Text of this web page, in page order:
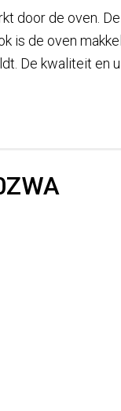
door de oven.
is de oven
De kwaliteit en